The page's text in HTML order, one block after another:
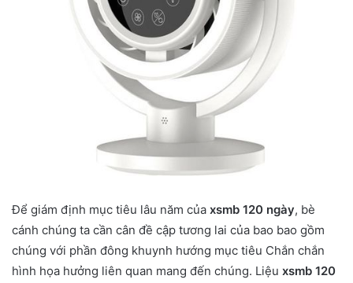
Để giám định mục tiêu lâu năm của xsmb 120 ngày, bè
cánh chúng ta cần cân đề cập tương lai của bao bao gồm
chúng với phần đông khuynh hướng mục tiêu Chắn chắn
hình họa hưởng liên quan mang đến chúng. Liệu xsmb 120